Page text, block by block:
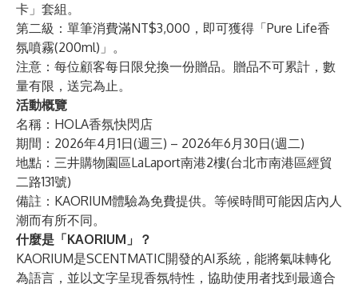
卡」套組。
第二級：單筆消費滿NT$3,000，即可獲得「Pure Life香
氛噴霧(200ml)」。
注意：每位顧客每日限兌換一份贈品。贈品不可累計，數
量有限，送完為止。
活動概覽
名稱：HOLA香氛快閃店
期間：2026年4月1日(週三) – 2026年6月30日(週二)
地點：三井購物園區LaLaport南港2樓(台北市南港區經貿
二路131號)
備註：KAORIUM體驗為免費提供。等候時間可能因店內人
潮而有所不同。
什麼是「KAORIUM」？
KAORIUM是SCENTMATIC開發的AI系統，能將氣味轉化
為語言，並以文字呈現香氛特性，協助使用者找到最適合